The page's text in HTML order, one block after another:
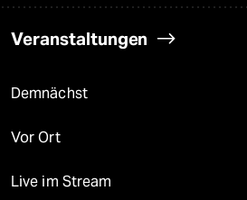
Veranstaltungen
Demnächst
Vor Ort
Live im Stream